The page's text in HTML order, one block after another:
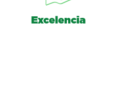
Excelencia